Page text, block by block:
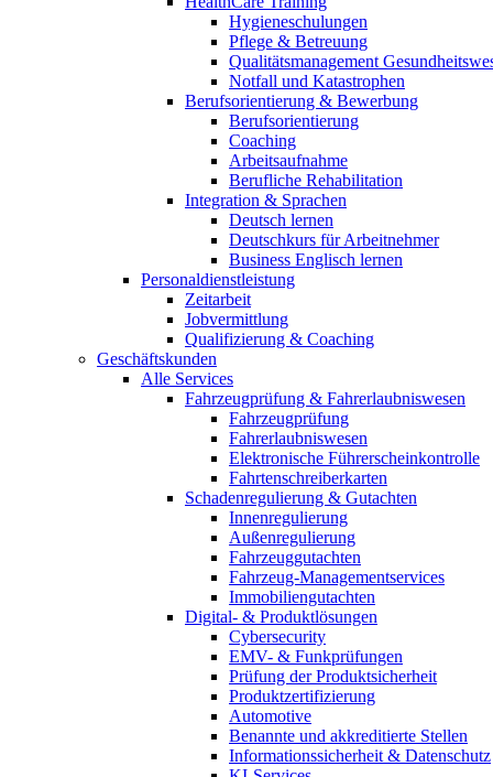
Hygieneschulungen
Pflege & Betreuung
Qualitätsmanagement
Notfall und Katastrophen
Berufsorientierung & Bewerbung
Berufsorientierung
Coaching
Arbeitsaufnahme
Berufliche Rehabilitation
Integration & Sprachen
Deutsch lernen
Deutschkurs für Arbeitnehmer
Business Englisch lernen
Personaldienstleistung
Zeitarbeit
Jobvermittlung
Qualifizierung & Coaching
Geschäftskunden
Alle Services
Fahrzeugprüfung & Fahrerlaubniswesen
Fahrzeugprüfung
Fahrerlaubniswesen
Elektronische Führerscheinkontrolle
Fahrtenschreiberkarten
Schadenregulierung & Gutachten
Innenregulierung
Außenregulierung
Fahrzeuggutachten
Fahrzeug-Managementservices
Immobiliengutachten
Digital- & Produktlösungen
Cybersecurity
EMV- & Funkprüfungen
Prüfung der Produktsicherheit
Produktzertifizierung
Automotive
Benannte und akkreditierte Stellen
Informationssicherheit & Datenschutz